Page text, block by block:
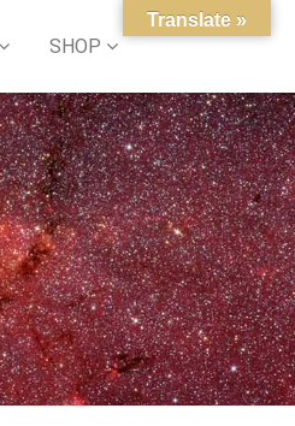
SHOP
Translate »